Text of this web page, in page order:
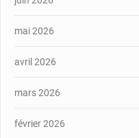
mai 2026
avril 2026
mars 2026
février 2026